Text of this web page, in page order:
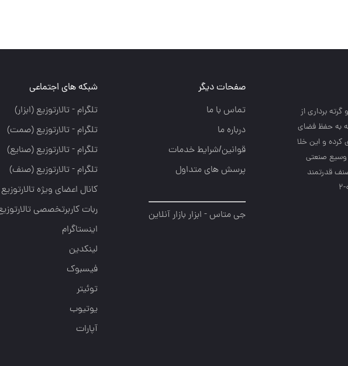
برداري از
به حفظ فضاي
كرده و اين خلا
وسيع صنعتي
قدرتمند
صفحات دیگر
تماس با ما
درباره ما
قوانین/شرایط خدمات
پرسش های متداول
جی متاس - ابزار بازار آنلاین
شبکه های اجتماعی
تلگرام - تالارتوزيع (ابزار)
تلگرام - تالارتوزيع (صمت)
تلگرام - تالارتوزيع (صنايع)
تلگرام - تالارتوزیع (صنف)
کانال اعضای ویژه تالارتوزیع
ربات کاربرتخصصی
اینستاگرام
لینکدین
فیسبوک
توئیتر
یوتیوب
آپارات